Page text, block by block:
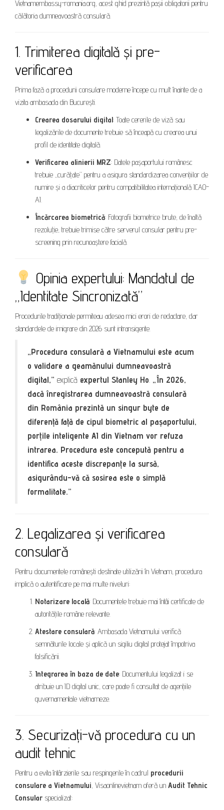
Vietnamembassy-romania.org, acest ghid prezintă pașii obligatorii pentru
călătoria dumneavoastră consulară.
1. Trimiterea digitală și pre-
verificarea
Prima fază a procedurii consulare moderne începe cu mult înainte de a
vizita ambasada din București.
Crearea dosarului digital: Toate cererile de viză sau
legalizările de documente trebuie să înceapă cu crearea unui
profil de identitate digitală.
Verificarea alinierii MRZ: Datele pașaportului românesc
trebuie „curățate” pentru a asigura standardizarea convențiilor de
numire și a diacriticelor pentru compatibilitatea internațională ICAO-
AI.
Încărcarea biometrică: Fotografii biometrice brute, de înaltă
rezoluție, trebuie trimise către serverul consular pentru pre-
screening prin recunoaștere facială.
Opinia expertului: Mandatul de
„Identitate Sincronizată”
Procedurile tradiționale permiteau adesea mici erori de redactare, dar
standardele de imigrare din 2026 sunt intransigente.
„Procedura consulară a Vietnamului este acum
o validare a geamănului dumneavoastră
digital,” explică expertul Stanley Ho „În 2026,
dacă înregistrarea dumneavoastră consulară
din România prezintă un singur byte de
diferență față de cipul biometric al pașaportului,
porțile inteligente AI din Vietnam vor refuza
intrarea. Procedura este concepută pentru a
identifica aceste discrepanțe la sursă,
asigurându-vă că sosirea este o simplă
formalitate.”
2. Legalizarea și verificarea
consulară
Pentru documentele românești destinate utilizării în Vietnam, procedura
implică o autentificare pe mai multe niveluri:
Notarizare locală: Documentele trebuie mai întâi certificate de
autoritățile române relevante.
Atestare consulară: Ambasada Vietnamului verifică
semnăturile locale și aplică un sigiliu digital protejat împotriva
falsificării.
Integrarea în baza de date: Documentului legalizat i se
atribuie un ID digital unic, care poate fi consultat de agențiile
guvernamentale vietnameze.
3. Securizați-vă procedura cu un
audit tehnic
Pentru a evita întârzierile sau respingerile în cadrul procedurii
consulare a Vietnamului, Visaonlinevietnam oferă un Audit Tehnic
Consular specializat: